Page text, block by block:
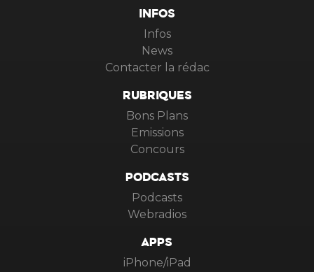
INFOS
Infos
News
Contacter la rédac
RUBRIQUES
Bons Plans
Emissions
Concours
PODCASTS
Podcasts
Webradios
APPS
iPhone/iPad